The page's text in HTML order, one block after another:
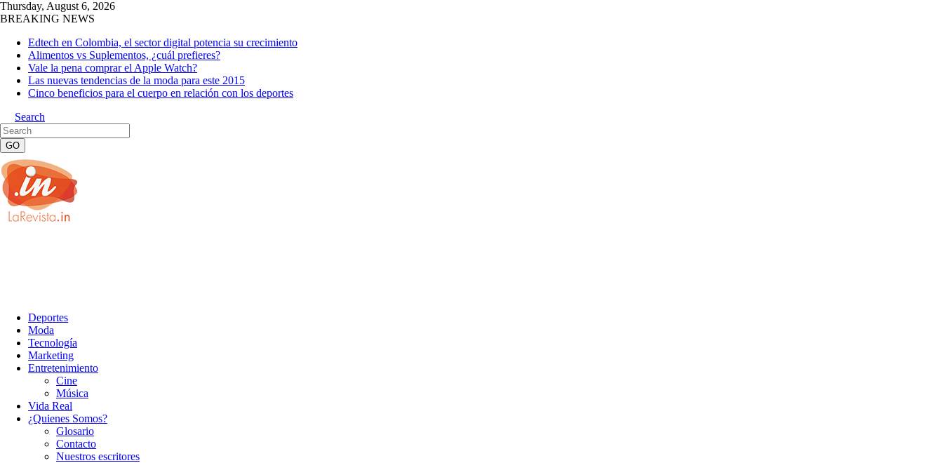
Thursday, August 6, 2026
BREAKING NEWS
Edtech en Colombia, el sector digital potencia su crecimiento
Alimentos vs Suplementos, ¿cuál prefieres?
Vale la pena comprar el Apple Watch?
Las nuevas tendencias de la moda para este 2015
Cinco beneficios para el cuerpo en relación con los deportes
Search
Deportes
Moda
Tecnología
Marketing
Entretenimiento
Cine
Música
Vida Real
¿Quienes Somos?
Glosario
Contacto
Nuestros escritores